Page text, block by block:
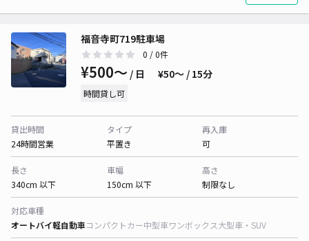
福音寺町719駐車場
0 / 0件
¥500〜 / 日 ¥50〜 / 15分
時間貸し可
貸出時間
24時間営業
タイプ
平置き
再入庫
可
長さ
340cm 以下
車幅
150cm 以下
高さ
制限なし
対応車種
オートバイ軽自動車コンパクトカー中型車ワンボックス大型車・SUV